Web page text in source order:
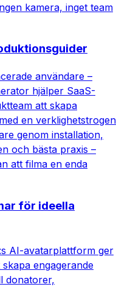
kamera, inget team
användare –
hjälper SaaS-
att skapa
en verklighetstrogen
genom installation,
och bästa praxis –
att filma en enda
för ideella
AI-avatarplattform ger
engagerande
donatorer,